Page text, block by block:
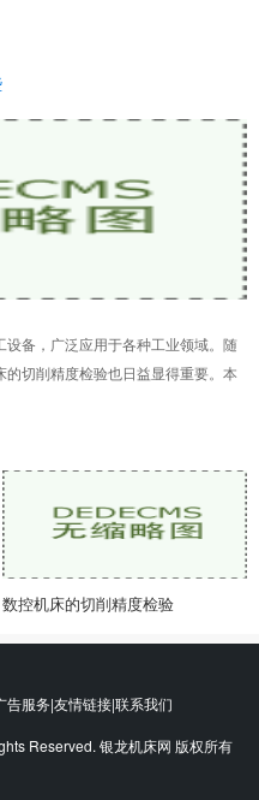
备，广泛应用于各种工业领域。随
切削精度检验也日益显得重要。本
数控机床的切削精度检验
告服务|友情链接|联系我们
Reserved. 银龙机床网 版权所有